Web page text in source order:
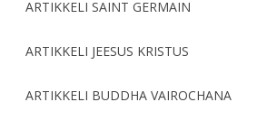
ARTIKKELI SAINT GERMAIN
ARTIKKELI JEESUS KRISTUS
ARTIKKELI BUDDHA VAIROCHANA